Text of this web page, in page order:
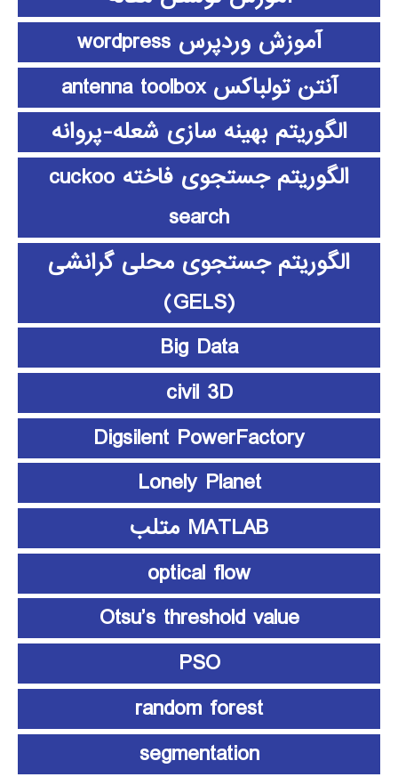
آموزش وردپرس wordpress
آنتن تولباکس antenna toolbox
الگوریتم بهینه سازی شعله-پروانه
الگوریتم جستجوی فاخته cuckoo
search
الگوریتم جستجوی محلی گرانشی
(GELS)
Big Data
civil 3D
Digsilent PowerFactory
Lonely Planet
MATLAB متلب
optical flow
Otsu’s threshold value
PSO
random forest
segmentation